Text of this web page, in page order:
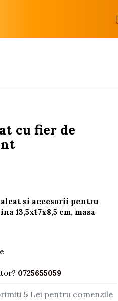
cu fier de
si accesorii pentru
13,5x17x8,5 cm, masa
0725655059
5 Lei pentru comenzile